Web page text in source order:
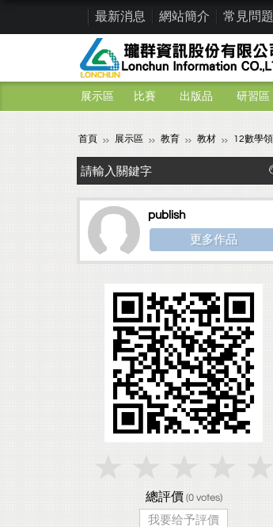
最新消息 網站簡介 常見問題
展示區 比賽 出版品 研習區
首頁 展示區 教育 教材 12數學
publish
更多作品
總評價 (0votes)
我要给予評價